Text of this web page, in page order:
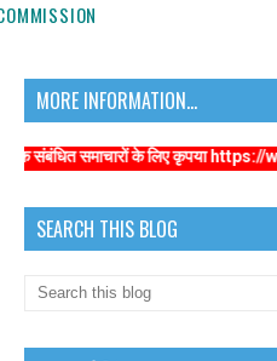
MORE INFORMATION...
के लिए कृपया https://
SEARCH THIS BLOG